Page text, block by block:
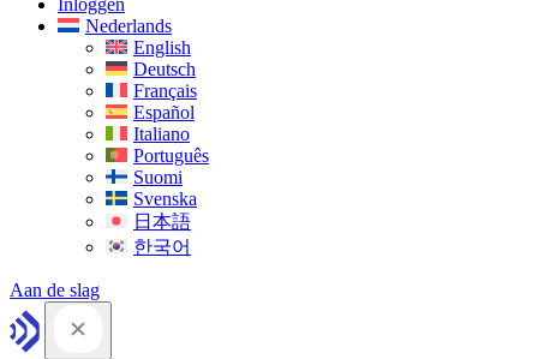
Inloggen
Nederlands
English
Deutsch
Français
Español
Italiano
Português
Suomi
Svenska
日本語
한국어
Aan de slag